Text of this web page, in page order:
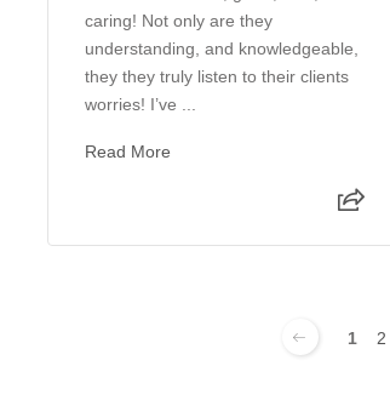
caring! Not only are they
understanding, and knowledgeable,
they they truly listen to their clients
worries! I’ve ...
Read More
1 2